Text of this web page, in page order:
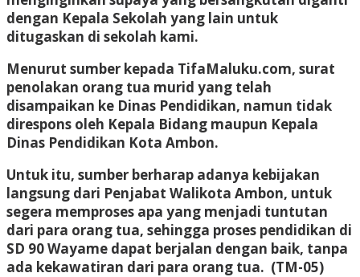
dengan Kepala Sekolah yang lain untuk
ditugaskan di sekolah kami.
Menurut sumber kepada TifaMaluku.com, surat
penolakan orang tua murid yang telah
disampaikan ke Dinas Pendidikan, namun tidak
direspons oleh Kepala Bidang maupun Kepala
Dinas Pendidikan Kota Ambon.
Untuk itu, sumber berharap adanya kebijakan
langsung dari Penjabat Walikota Ambon, untuk
segera memproses apa yang menjadi tuntutan
dari para orang tua, sehingga proses pendidikan di
SD 90 Wayame dapat berjalan dengan baik, tanpa
ada kekawatiran dari para orang tua. (TM-05)